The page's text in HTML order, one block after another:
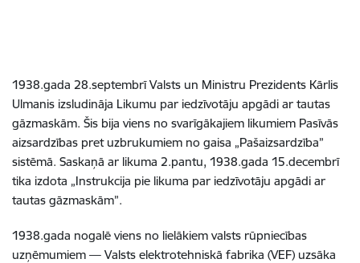
1938.gada 28.septembrī Valsts un Ministru Prezidents Kārlis
Ulmanis izsludināja Likumu par iedzīvotāju apgādi ar tautas
gāzmaskām. Šis bija viens no svarīgākajiem likumiem Pasīvās
aizsardzības pret uzbrukumiem no gaisa „Pašaizsardzība”
sistēmā. Saskaņā ar likuma 2.pantu, 1938.gada 15.decembrī
tika izdota „Instrukcija pie likuma par iedzīvotāju apgādi ar
tautas gāzmaskām”.
1938.gada nogalē viens no lielākiem valsts rūpniecības
uzņēmumiem — Valsts elektrotehniskā fabrika (VEF) uzsāka